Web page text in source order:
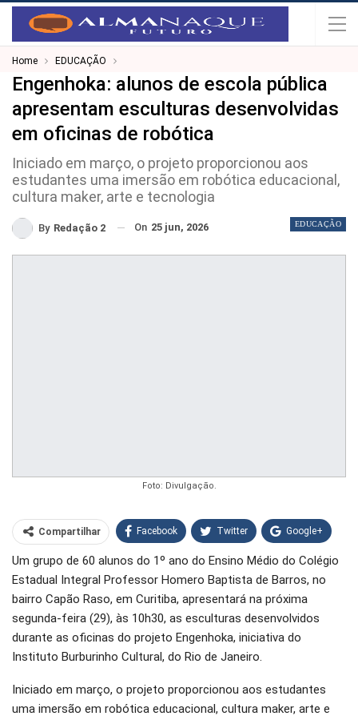
Home EDUCAÇÃO
Engenhoka: alunos de escola pública
apresentam esculturas desenvolvidas
em oficinas de robótica
Iniciado em março, o projeto proporcionou aos
estudantes uma imersão em robótica educacional,
cultura maker, arte e tecnologia
EDUCAÇÃO
By Redação 2 On 25 jun, 2026
Foto: Divulgação.
Compartilhar Facebook Twitter Google+
WhatsApp Pinterest
O email
Um grupo de 60 alunos do 1º ano do Ensino Médio do Colégio
Estadual Integral Professor Homero Baptista de Barros, no
bairro Capão Raso, em Curitiba, apresentará na próxima
segunda-feira (29), às 10h30, as esculturas desenvolvidos
durante as oficinas do projeto Engenhoka, iniciativa do
Instituto Burburinho Cultural, do Rio de Janeiro.
Iniciado em março, o projeto proporcionou aos estudantes
uma imersão em robótica educacional, cultura maker, arte e